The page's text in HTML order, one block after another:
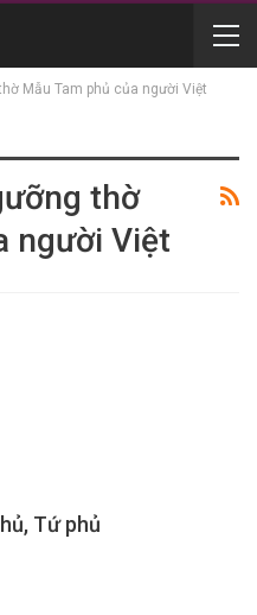
Mẫu Tam phủ của người Việt
thờ
người Việt
Tứ phủ